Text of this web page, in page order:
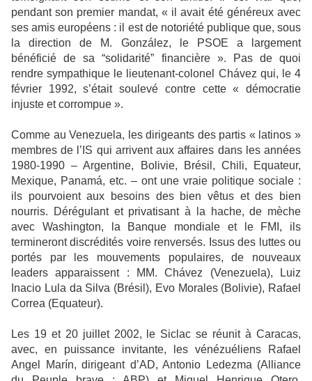
pendant son premier mandat, « il avait été généreux avec
ses amis européens : il est de notoriété publique que, sous
la direction de M. González, le PSOE a largement
bénéficié de sa “solidarité” financière ». Pas de quoi
rendre sympathique le lieutenant-colonel Chávez qui, le 4
février 1992, s’était soulevé contre cette « démocratie
injuste et corrompue ».
Comme au Venezuela, les dirigeants des partis « latinos »
membres de l’IS qui arrivent aux affaires dans les années
1980-1990 – Argentine, Bolivie, Brésil, Chili, Equateur,
Mexique, Panamá, etc. – ont une vraie politique sociale :
ils pourvoient aux besoins des bien vêtus et des bien
nourris. Dérégulant et privatisant à la hache, de mèche
avec Washington, la Banque mondiale et le FMI, ils
termineront discrédités voire renversés. Issus des luttes ou
portés par les mouvements populaires, de nouveaux
leaders apparaissent : MM. Chávez (Venezuela), Luiz
Inacio Lula da Silva (Brésil), Evo Morales (Bolivie), Rafael
Correa (Equateur).
Les 19 et 20 juillet 2002, le Siclac se réunit à Caracas,
avec, en puissance invitante, les vénézuéliens Rafael
Angel Marín, dirigeant d’AD, Antonio Ledezma (Alliance